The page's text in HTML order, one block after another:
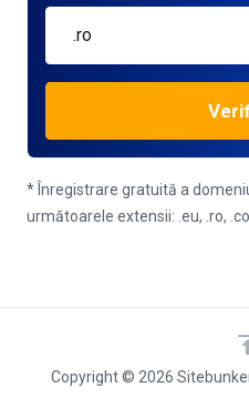
.ro
* Înregistrare gratuită a
următoarele extensii: .eu, .ro,
Copyright © 2026